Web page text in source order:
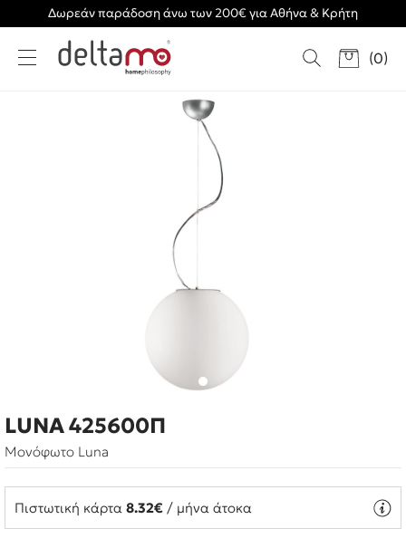
Δωρεάν παράδοση άνω των 200€ για Αθήνα & Κρήτη
(0)
LUNA 425600Π
Μονόφωτο Luna
Πιστωτική κάρτα 8.32€ / μήνα άτοκα